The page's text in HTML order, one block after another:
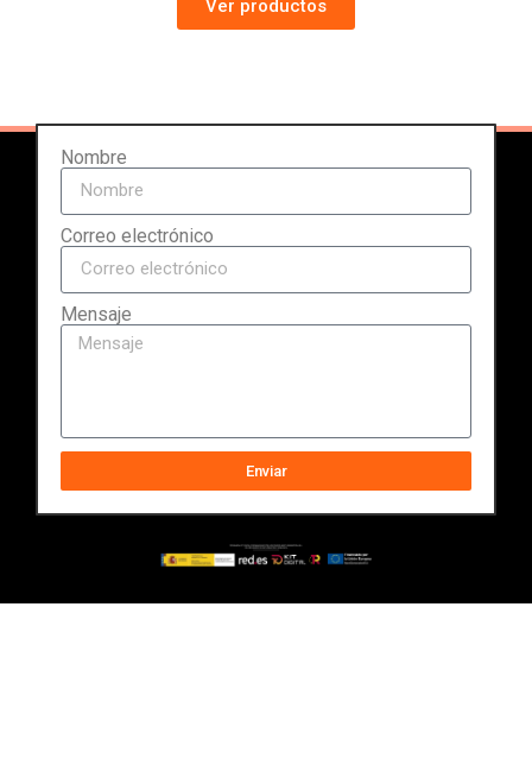
Ver productos
Nombre
Correo electrónico
Mensaje
Enviar